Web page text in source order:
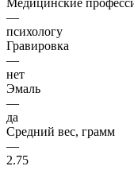
—
психологу
Гравировка
—
нет
Эмаль
—
да
Средний вес, грамм
—
2.75